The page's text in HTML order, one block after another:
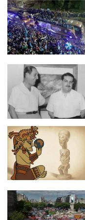
Imagen
Imagen
Imagen
Imagen